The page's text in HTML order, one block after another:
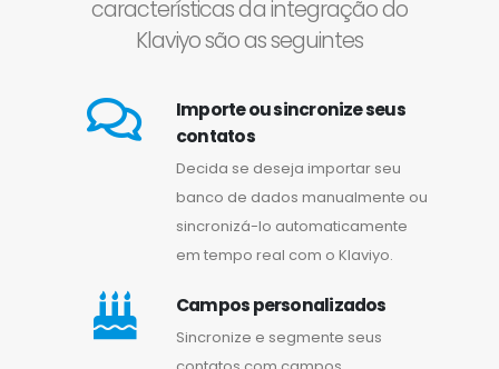
características da integração do
Klaviyo são as seguintes
Importe ou sincronize seus
contatos
Decida se deseja importar seu
banco de dados manualmente ou
sincronizá-lo automaticamente
em tempo real com o Klaviyo.
Campos personalizados
Sincronize e segmente seus